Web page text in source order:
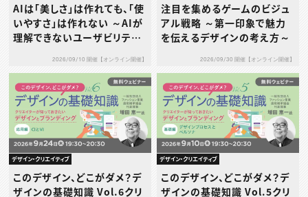
AIは「美しさ」は作れても、「使
いやすさ」は作れない ～AIが
理解できないユーザビリティ
2026/09/10 開催【オンライン開催】
注目を集めるゲームのビジュ
アル戦略 ～第一印象で魅力
を伝えるデザインの考え方～
2026/09/30 開催【オンライン開催】
デザイン・クリエイティブ
このデザイン、どこがダメ？デ
ザインの基礎知識 Vol.6クリ
デザイン・クリエイティブ
このデザイン、どこがダメ？デ
ザインの基礎知識 Vol.5クリ